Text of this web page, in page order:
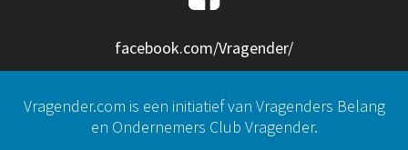
facebook.com/Vragender/
Vragender.com is een initiatief van Vragenders Belang
en Ondernemers Club Vragender.